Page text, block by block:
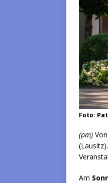
Foto:
(pm)
Am